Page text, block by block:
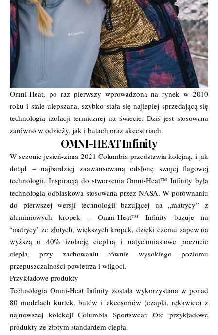
Omni-Heat, po raz pierwszy wprowadzona na rynek w 2010
roku i stale ulepszana, szybko stała się najlepiej sprzedającą się
technologią izolacji termicznej na świecie. Dziś jest stosowana
zarówno w odzieży, jak i butach oraz akcesoriach.
OMNI-HEAT Infinity
W sezonie jesień-zima 2021 Columbia przedstawia kolejną, i jak
dotąd – najbardziej zaawansowaną odsłonę swojej flagowej
technologii. Inspiracją do stworzenia Omni-Heat™ Infinity była
technologia odblaskowa stosowana przez NASA. W porównaniu
do pierwszej wersji technologii bazującej na „matrycy” z
aluminiowych kropek – Omni-Heat™ Infinity bazuje na
‘matrycy’ ze złotych, większych kropek, dzięki czemu zapewnia
wyższą o 40% izolację cieplną i natychmiastowe poczucie
ciepła, przy zachowaniu równie wysokiego poziomu
przepuszczalności powietrza i wilgoci.
Przykładowe produkty
Technologia Omni-Heat Infinity została wykorzystana w ponad
80 modelach kurtek, butów i akcesoriów (czapki, rękawice) z
najnowszej kolekcji Columbia Sportswear. Oto przykładowe
produkty ze złotym standardem ciepła.